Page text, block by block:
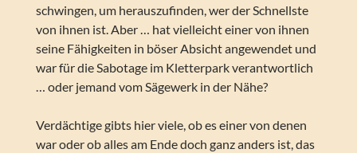
schwingen, um herauszufinden, wer der Schnellste
von ihnen ist. Aber … hat vielleicht einer von ihnen
seine Fähigkeiten in böser Absicht angewendet und
war für die Sabotage im Kletterpark verantwortlich
… oder jemand vom Sägewerk in der Nähe?
Verdächtige gibts hier viele, ob es einer von denen
war oder ob alles am Ende doch ganz anders ist, das